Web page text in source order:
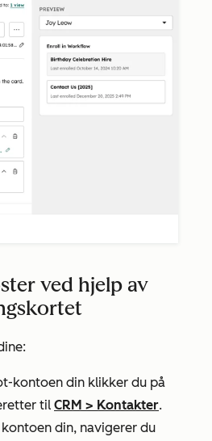
ved hjelp av
kontoen din klikker du på
til CRM > Kontakter.
kontoen din, navigerer du